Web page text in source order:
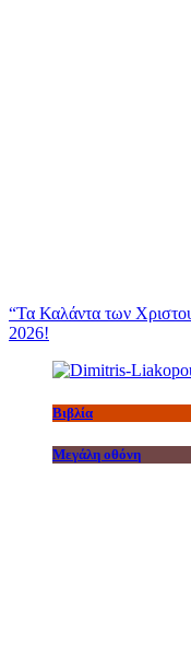
“Τα Καλάντα των
2026!
Βιβλία
Μεγάλη οθόνη